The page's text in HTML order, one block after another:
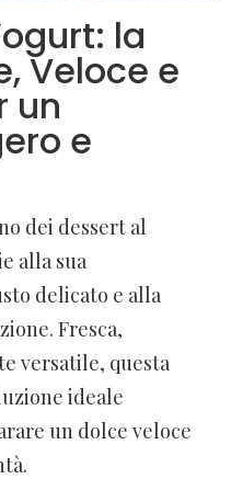
la
Veloce e
un
e
dei dessert al
alla sua
delicato e alla
Fresca,
versatile, questa
ideale
un dolce veloce